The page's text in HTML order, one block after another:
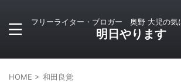
フリーライター・ブロガー 奥野 大児の気
明日やります
HOME > 和田良覚